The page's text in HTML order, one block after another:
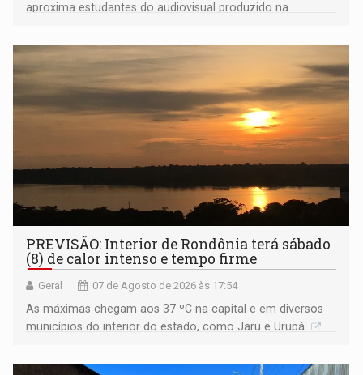
aproxima estudantes do audiovisual produzido na
PREVISÃO: Interior de Rondônia terá sábado
(8) de calor intenso e tempo firme
Geral 07 de Agosto de 2026 às 17:54
As máximas chegam aos 37 ºC na capital e em diversos
municípios do interior do estado, como Jaru e Urupá